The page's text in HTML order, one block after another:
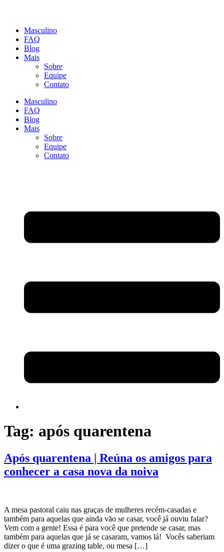
Masculino
FAQ
Blog
Mais
Sobre
Equipe
Contato
Masculino
FAQ
Blog
Mais
Sobre
Equipe
Contato
Tag: após quarentena
Após quarentena | Reúna os amigos para
conhecer a casa nova da noiva
A mesa pastoral caiu nas graças de mulheres recém-casadas e
também para aquelas que ainda vão se casar, você já ouviu falar?
Vem com a gente! Essa é para você que pretende se casar, mas
também para aquelas que já se casaram, vamos lá! Vocês saberiam
dizer o que é uma grazing table, ou mesa […]